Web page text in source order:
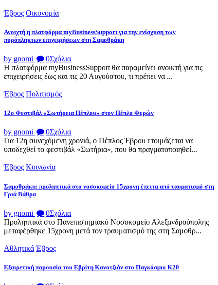
Έβρος Οικονομία
Ανοιχτή η πλατφόρμα myBusinessSupport για την ενίσχυση των
πυρόπληκτων επιχειρήσεων στη Σαμοθράκη
by gnomi 0Σχόλια
Η πλατφόρμα myBusinessSupport θα παραμείνει ανοικτή για τις
επιχειρήσεις έως και τις 20 Αυγούστου, τι πρέπει να ...
Έβρος Πολιτισμός
12ο Φεστιβάλ «Σωτήρεια Πέπλου» στον Πέπλο Φερών
by gnomi 0Σχόλια
Για 12η συνεχόμενη χρονιά, ο Πέπλος Έβρου ετοιμάζεται να
υποδεχθεί το φεστιβάλ «Σωτήρια», που θα πραγματοποιηθεί...
Έβρος Κοινωνία
Σαμοθράκη: προληπτικά στο νοσοκομείο 15χρονη έπειτα από ταυματισμό στη
Γριά Βάθρα
by gnomi 0Σχόλια
Προληπτικά στο Πανεπιστημιακό Νοσοκομείο Αλεξανδρούπολης
μεταφέρθηκε 15χρονη μετά τον τραυματισμό της στη Σαμοθρ...
Αθλητικά Έβρος
Εξαιρετική παρουσία του Εβρίτη Κανοτζιάν στο Παγκόσμιο Κ20